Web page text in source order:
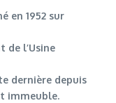
en 1952 sur
de l’Usine
dernière depuis
immeuble.